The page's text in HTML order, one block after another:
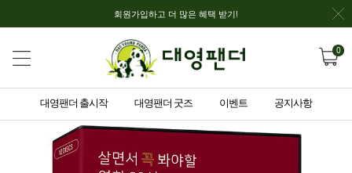
회원가입하고 더 많은 혜택 받기!
0
대영팬더 출시작 대영팬더 굿즈 이벤트 공지사항